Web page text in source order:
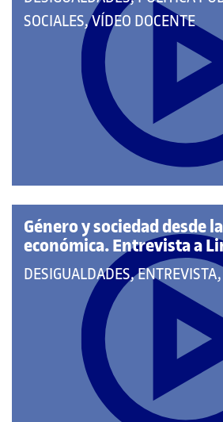
PERTENECE
CATEGORÍAS:
SOCIALES, VÍDEO DOCENTE
Género y sociedad desde
económica. Entrevista a
QUE
PERTENECE
CATEGORÍAS:
DESIGUALDADES,